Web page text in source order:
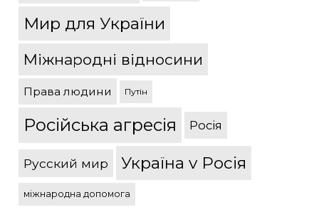
Мир для України
Міжнародні відносини
Права людини Путін
Російська агресія Росія
Русский мир Україна v Росія
міжнародна допомога